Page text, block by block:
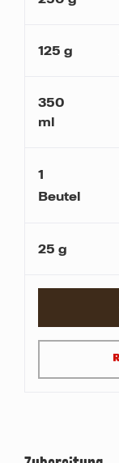
125 g
350
ml
1
Beutel
25 g